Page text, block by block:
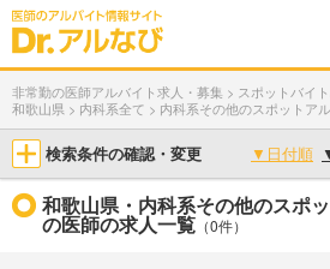
非常勤の医師アルバイト求人・募集 > スポットバイ
和歌山県 > 内科系全て > 内科系その他のスポットア
検索条件の確認・変更 ▼ 日付順
和歌山県・内科系その他のスポ
の医師の求人一覧 （0件）